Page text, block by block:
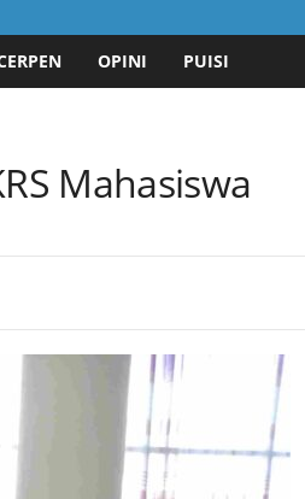
OPINI PUISI
Mahasiswa